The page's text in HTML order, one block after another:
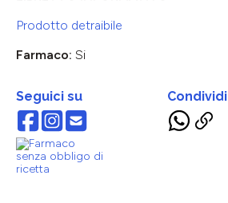
Prodotto detraibile
Farmaco: Si
Seguici su Condividi